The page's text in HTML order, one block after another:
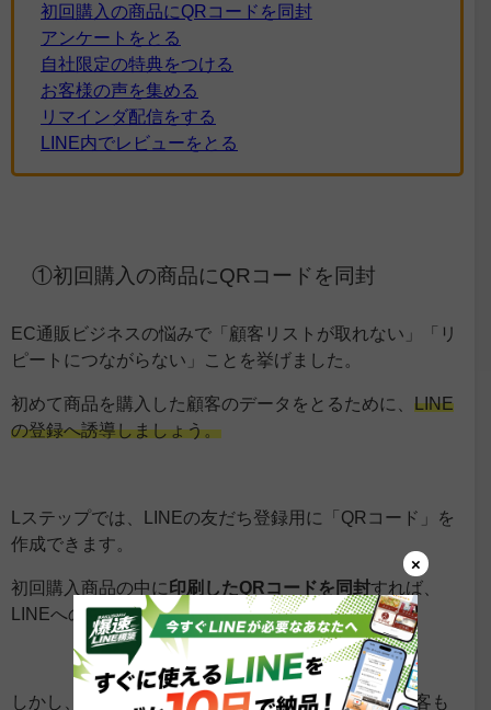
初回購入の商品にQRコードを同封
アンケートをとる
自社限定の特典をつける
お客様の声を集める
リマインダ配信をする
LINE内でレビューをとる
①初回購入の商品にQRコードを同封
EC通販ビジネスの悩みで「顧客リストが取れない」「リ
ピートにつながらない」ことを挙げました。
初めて商品を購入した顧客のデータをとるために、 LINE
の登録へ誘導しましょう。
Lステップでは、LINEの友だち登録用に「QRコード」を
作成できます。
初回購入商品の中に 印刷したQRコードを同封すれば、
LINEへの登録者数を増やせるきっかけに。
しかし、友だち登録の手間を「面倒…」と感じる顧客も
×